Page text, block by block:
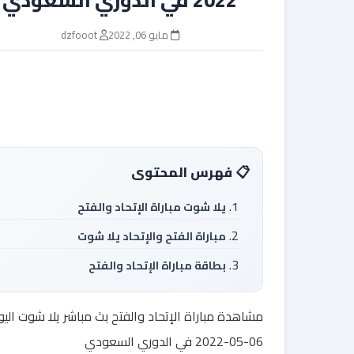
مايو 06, 2022 dzfooot
فهرس المحتوى
يلا شوت مباراة الإتحاد والفتح
مباراة الفتح والإتحاد يلا شوت
بطاقة مباراة الإتحاد والفتح
مشاهدة مباراة الإتحاد والفتح بث مباشر يلا شوت
06-05-2022 في الدوري السعودي